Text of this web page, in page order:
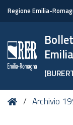
Regione Emilia-
Tu HomeArchivio